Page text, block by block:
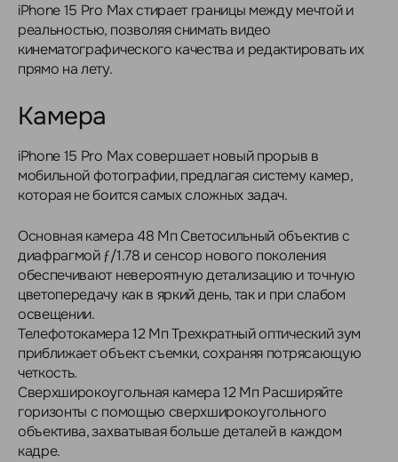
iPhone 15 Pro Max стирает границы между мечтой и
реальностью, позволяя снимать видео
кинематографического качества и редактировать их
прямо на лету.
Камера
iPhone 15 Pro Max совершает новый прорыв в
мобильной фотографии, предлагая систему камер,
которая не боится самых сложных задач.
Основная камера 48 Мп Светосильный объектив с
диафрагмой ƒ/1.78 и сенсор нового поколения
обеспечивают невероятную детализацию и точную
цветопередачу как в яркий день, так и при слабом
освещении.
Телефотокамера 12 Мп Трехкратный оптический зум
приближает объект съемки, сохраняя потрясающую
четкость.
Сверхширокоугольная камера 12 Мп Расширяйте
горизонты с помощью сверхширокоугольного
объектива, захватывая больше деталей в каждом
кадре.